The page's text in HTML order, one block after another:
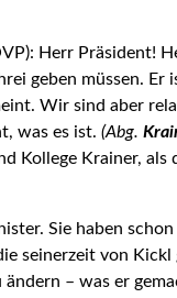
Herr Präsident!
geben müssen.
Wir sind aber
was es ist. (Abg.
Kollege Krainer,
Sie haben
seinerzeit von
– was er